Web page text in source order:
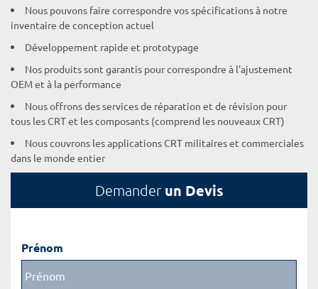
Nous pouvons faire correspondre vos spécifications à notre
inventaire de conception actuel
Développement rapide et prototypage
Nos produits sont garantis pour correspondre à l'ajustement
OEM et à la performance
Nous offrons des services de réparation et de révision pour
tous les CRT et les composants (comprend les nouveaux CRT)
Nous couvrons les applications CRT militaires et commerciales
dans le monde entier
Demander un Devis
Prénom